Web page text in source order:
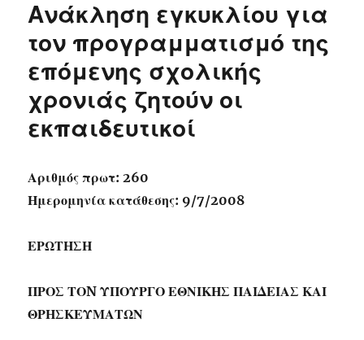
Ανάκληση εγκυκλίου για
τον προγραμματισμό της
επόμενης σχολικής
χρονιάς ζητούν οι
εκπαιδευτικοί
Αριθμός πρωτ: 260
Ημερομηνία κατάθεσης: 9/7/2008
ΕΡΩΤΗΣΗ
ΠΡΟΣ ΤΟN ΥΠΟΥΡΓΟ ΕΘΝΙΚΗΣ ΠΑΙΔΕΙΑΣ ΚΑΙ
ΘΡΗΣΚΕΥΜΑΤΩΝ